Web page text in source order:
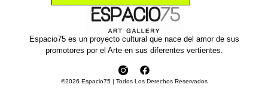
Espacio75 es un proyecto cultural que nace del amor de sus
promotores por el Arte en sus diferentes vertientes.
©2026 Espacio75 | Todos Los Derechos Reservados